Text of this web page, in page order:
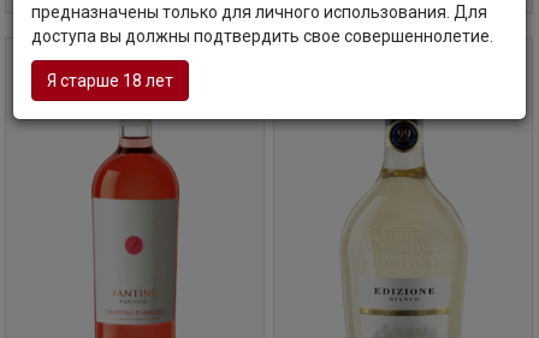
2021
предназначены только для личного использования. Для
доступа вы должны подтвердить свое совершеннолетие.
Я старше 18 лет